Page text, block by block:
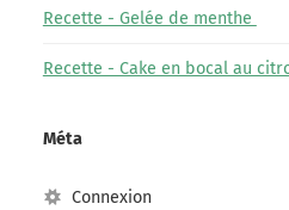
Recette - Gelée de menthe
Recette - Cake en bocal au
Méta
Connexion